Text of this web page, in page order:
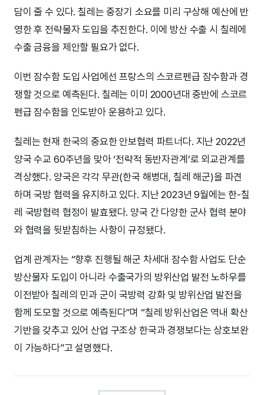
담이 줄 수 있다. 칠레는 중장기 소요를 미리 구상해 예산에 반
영한 후 전략물자 도입을 추진한다. 이에 방산 수출 시 칠레에
수출 금융을 제안할 필요가 없다.
이번 잠수함 도입 사업에선 프랑스의 스코르펜급 잠수함과 경
쟁할 것으로 예측된다. 칠레는 이미 2000년대 중반에 스코르
펜급 잠수함을 인도받아 운용하고 있다.
칠레는 현재 한국의 중요한 안보협력 파트너다. 지난 2022년
양국 수교 60주년을 맞아 ‘전략적 동반자관계’로 외교관계를
격상했다. 양국은 각각 무관(한국 해병대, 칠레 해군)을 파견
하며 국방 협력을 유지하고 있다. 지난 2023년 9월에는 한-칠
레 국방협력 협정이 발효됐다. 양국 간 다양한 군사 협력 분야
와 협력을 뒷받침하는 사항이 규정됐다.
업계 관계자는 “향후 진행될 해군 차세대 잠수함 사업도 단순
방산물자 도입이 아니라 수출국가의 방위산업 발전 노하우를
이전받아 칠레의 민과 군이 국방력 강화 및 방위산업 발전을
함께 도모할 것으로 예측된다”며 “칠레 방위산업은 역내 확산
기반을 갖추고 있어 산업 구조상 한국과 경쟁보다는 상호보완
이 가능하다”고 설명했다.